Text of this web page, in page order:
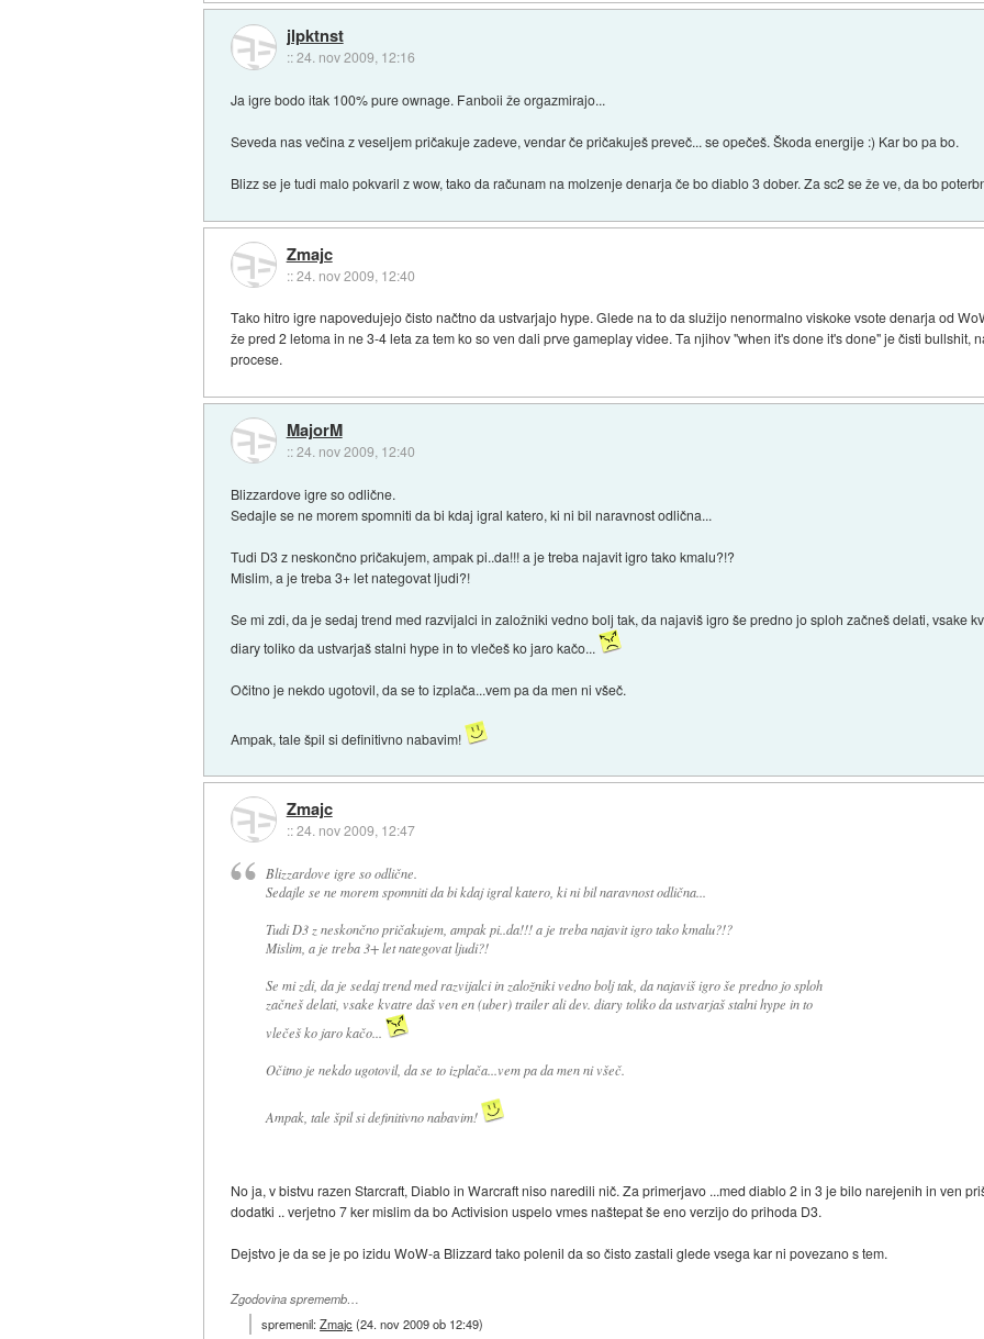
jlpktnst
::24. nov 2009, 12:16
Ja igre bodo itak 100% pure ownage. Fanboii že orgazmirajo...
Seveda nas večina z veseljem pričakuje zadeve, vendar če pričakuješ preveč... se opečeš. Škoda energije :) Kar bo pa bo.
Blizz se je tudi malo pokvaril z wow, tako da računam na molzenje denarja če bo diablo 3 dober. Za sc2 se že ve, da bo
Zmajc
::24. nov 2009, 12:40
Tako hitro igre napovedujejo čisto načtno da ustvarjajo hype. Glede na to da služijo nenormalno viskoke vsote denarja od
že pred 2 letoma in ne 3-4 leta za tem ko so ven dali prve gameplay videe. Ta njihov "when it's done it's done" je čisti bullshit,
procese.
MajorM
::24. nov 2009, 12:40
Blizzardove igre so odlične.
Sedajle se ne morem spomniti da bi kdaj igral katero, ki ni bil naravnost odlična...
Tudi D3 z neskončno pričakujem, ampak pi..da!!! a je treba najavit igro tako kmalu?!?
Mislim, a je treba 3+ let nategovat ljudi?!
Se mi zdi, da je sedaj trend med razvijalci in založniki vedno bolj tak, da najaviš igro še predno jo sploh začneš delati, vsake
diary toliko da ustvarjaš stalni hype in to vlečeš ko jaro kačo...
Očitno je nekdo ugotovil, da se to izplača...vem pa da men ni všeč.
Ampak, tale špil si definitivno nabavim!
Zmajc
::24. nov 2009, 12:47
Blizzardove igre so odlične.
Sedajle se ne morem spomniti da bi kdaj igral katero, ki ni bil naravnost odlična...
Tudi D3 z neskončno pričakujem, ampak pi..da!!! a je treba najavit igro tako kmalu?!?
Mislim, a je treba 3+ let nategovat ljudi?!
Se mi zdi, da je sedaj trend med razvijalci in založniki vedno bolj tak, da najaviš igro še predno jo sploh
začneš delati, vsake kvatre daš ven en (uber) trailer ali dev. diary toliko da ustvarjaš stalni hype in to
vlečeš ko jaro kačo...
Očitno je nekdo ugotovil, da se to izplača...vem pa da men ni všeč.
Ampak, tale špil si definitivno nabavim!
No ja, v bistvu razen Starcraft, Diablo in Warcraft niso naredili nič. Za primerjavo ...med diablo 2 in 3 je bilo narejenih in ven
dodatki .. verjetno 7 ker mislim da bo Activision uspelo vmes naštepat še eno verzijo do prihoda D3.
Dejstvo je da se je po izidu WoW-a Blizzard tako polenil da so čisto zastali glede vsega kar ni povezano s tem.
Zgodovina sprememb…
spremenil:Zmajc(24. nov 2009 ob 12:49)